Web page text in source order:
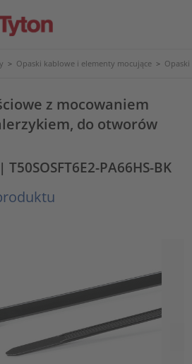
> Opaski kablowe i elementy mocujące >
z mocowaniem
do otworów
| T50SOSFT6E2-PA66HS-BK